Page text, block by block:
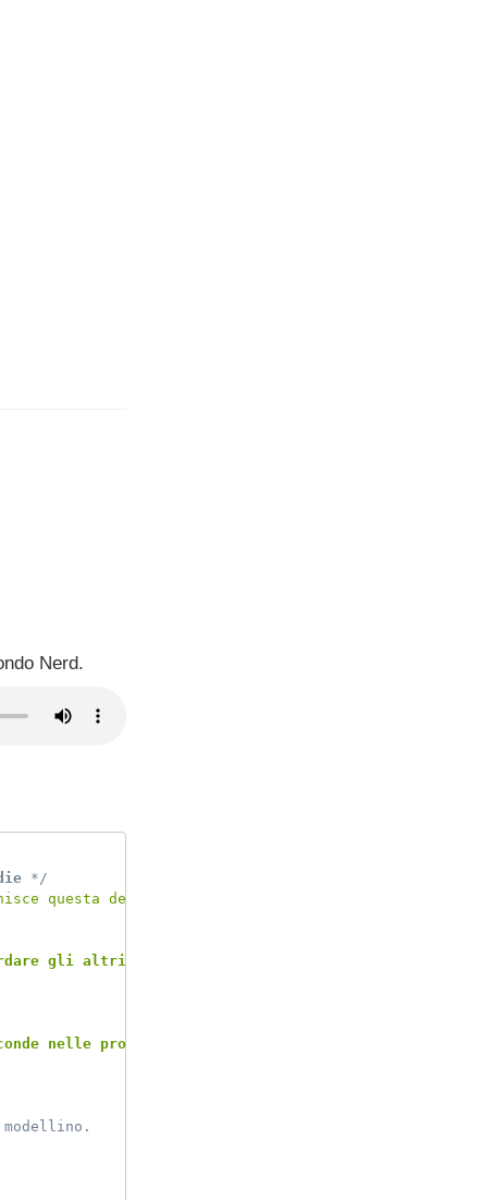
Nerd.
*/
questa definizione?"
gli altri giocare
nelle profondità degli oceani